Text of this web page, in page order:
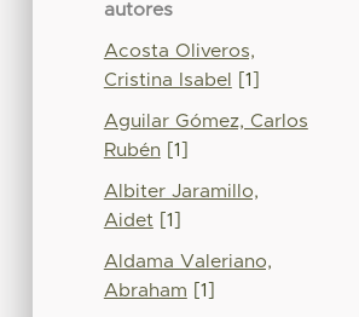
autores
Acosta Oliveros,
Cristina Isabel
[1]
Aguilar Gómez, Carlos
Rubén [1]
Albiter Jaramillo,
Aidet [1]
Aldama Valeriano,
Abraham [1]